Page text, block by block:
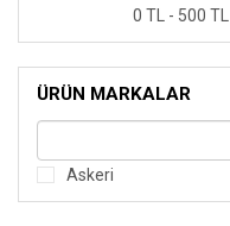
0 TL - 500 TL
ÜRÜN MARKALAR
Askeri